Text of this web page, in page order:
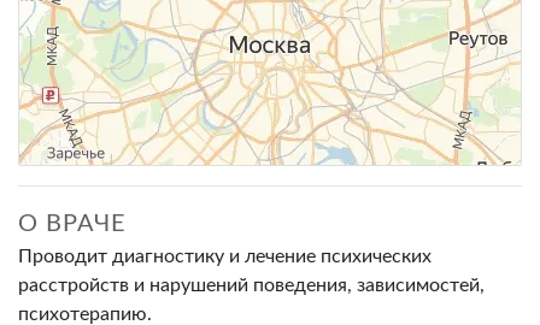
О ВРАЧЕ
Проводит диагностику и лечение психических
расстройств и нарушений поведения, зависимостей,
психотерапию.